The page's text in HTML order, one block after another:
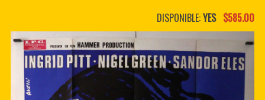
CUSTOM PDF
DISPONIBLE:YES $585.00